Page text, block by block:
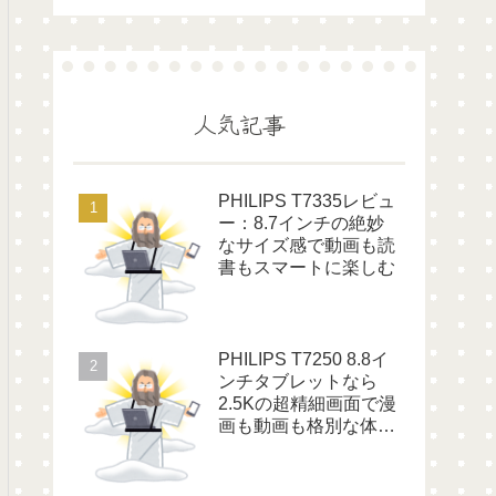
人気記事
PHILIPS T7335レビュ
ー：8.7インチの絶妙
なサイズ感で動画も読
書もスマートに楽しむ
PHILIPS T7250 8.8イ
ンチタブレットなら
2.5Kの超精細画面で漫
画も動画も格別な体験